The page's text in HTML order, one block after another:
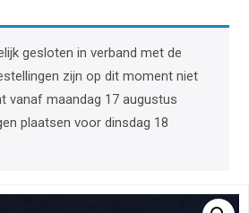
gesloten in verband met de
zijn op dit moment niet
vanaf maandag 17 augustus
plaatsen voor dinsdag 18